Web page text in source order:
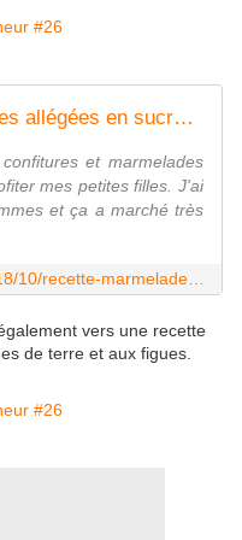
Marmelade et pâte de pommes allégées en sucre : une recette 2 en 1 - www.sucreetepices.com
et marmelades
mes petites filles. J'ai
et ça a marché très
vers une recette
de terre et aux figues.